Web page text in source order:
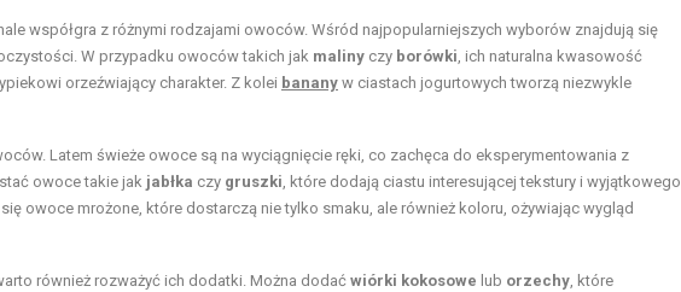
współgra z różnymi rodzajami owoców. Wśród najpopularniejszych wyborów znajdują się
W przypadku owoców takich jak maliny czy borówki, ich naturalna kwasowość
orzeźwiający charakter. Z kolei banany w ciastach jogurtowych tworzą niezwykle
Latem świeże owoce są na wyciągnięcie ręki, co zachęca do eksperymentowania z
owoce takie jak jabłka czy gruszki, które dodają ciastu interesującej tekstury i wyjątkowego
owoce mrożone, które dostarczą nie tylko smaku, ale również koloru, ożywiając wygląd
również rozważyć ich dodatki. Można dodać wiórki kokosowe lub orzechy, które